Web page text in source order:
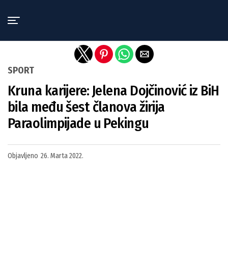
SPORT
Kruna karijere: Jelena Dojčinović iz BiH
bila među šest članova žirija
Paraolimpijade u Pekingu
Objavljeno 26. Marta 2022.